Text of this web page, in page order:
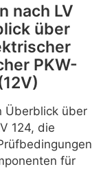
nach LV
über
PKW-
Überblick über
124, die
für